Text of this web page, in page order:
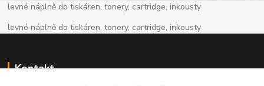
levné náplně do tiskáren, tonery, cartridge, inkousty
levné náplně do tiskáren, tonery, cartridge, inkousty
Kontakt